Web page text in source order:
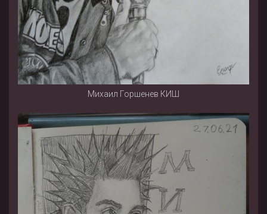
Михаил Горшенев КИШ